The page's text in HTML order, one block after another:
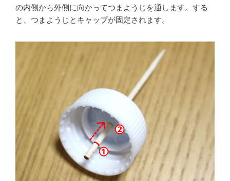
の内側から外側に向かってつまようじを通します。する
と、つまようじとキャップが固定されます。